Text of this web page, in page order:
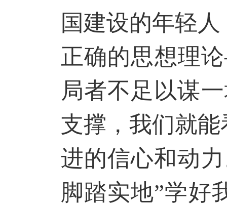
国建设的年轻
正确的思想理
局者不足以谋
支撑，我们就
进的信心和动
脚踏实地”学好